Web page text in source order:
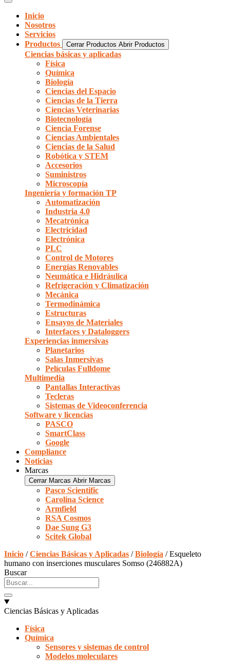
Inicio
Nosotros
Servicios
Productos
Cerrar Productos Abrir Productos
Ciencias básicas y aplicadas
Física
Química
Biología
Ciencias del Espacio
Ciencias de la Tierra
Ciencias Veterinarias
Biotecnología
Ciencia Forense
Ciencias Ambientales
Ciencias de la Salud
Robótica y STEM
Accesorios
Suministros
Microscopía
Ingeniería y formación TP
Automatización
Industria 4.0
Mecatrónica
Electricidad
Electrónica
PLC
Control de Motores
Energías Renovables
Neumática e Hidráulica
Refrigeración y Climatización
Mecánica
Termodinámica
Estructuras
Ensayos de Materiales
Interfaces y Dataloggers
Experiencias inmersivas
Planetarios
Salas Inmersivas
Películas Fulldome
Multimedia
Pantallas Interactivas
Tecleras
Sistemas de Videoconferencia
Software y licencias
PASCO
SmartClass
Google
Compliance
Noticias
Marcas
Cerrar Marcas Abrir Marcas
Pasco Scientific
Carolina Science
Armfield
RSA Cosmos
Dae Sung G3
Scitek Global
Inicio /Ciencias Básicas y Aplicadas /Biología / Esqueleto
humano con inserciones musculares Somso (246882A)
Buscar
Ciencias Básicas y Aplicadas
Física
Química
Sensores y sistemas de control
Modelos moleculares